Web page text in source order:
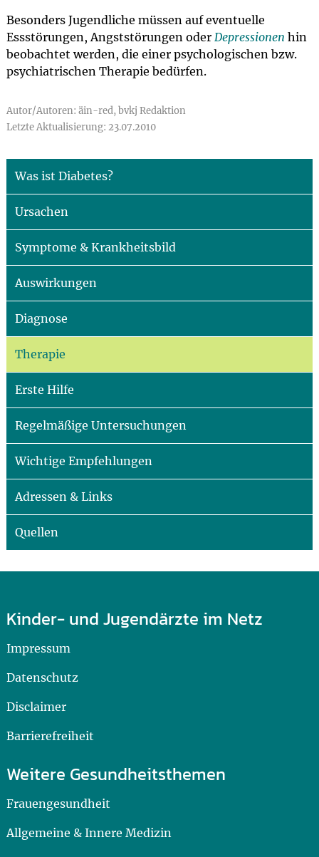
Besonders Jugendliche müssen auf eventuelle
Essstörungen, Angststörungen oder Depressionen hin
beobachtet werden, die einer psychologischen bzw.
psychiatrischen Therapie bedürfen.
Autor/Autoren: äin-red, bvkj Redaktion
Letzte Aktualisierung: 23.07.2010
Was ist Diabetes?
Ursachen
Symptome & Krankheitsbild
Auswirkungen
Diagnose
Therapie
Erste Hilfe
Regelmäßige Untersuchungen
Wichtige Empfehlungen
Adressen & Links
Quellen
Kinder- und Jugendärzte im Netz
Impressum
Datenschutz
Disclaimer
Barrierefreiheit
Weitere Gesundheitsthemen
Frauengesundheit
Allgemeine & Innere Medizin